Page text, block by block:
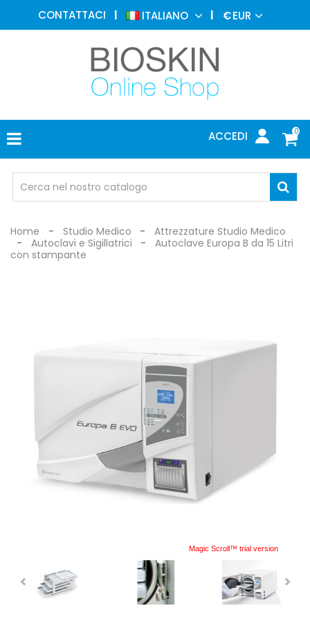
CONTATTACI ITALIANO €EUR
0
ACCEDI
MEDICINA
ESTETICA
DERMATOLOGIA
FOTOTERAPIA
ELETTROMEDICALI
MEDICO
OCCHIALI
DI
Home Studio Medico
Attrezzature Studio Medico
Autoclavi e Sigillatrici
Autoclave Europa B da 15 Litri
con stampante
Magic Scroll™ trial version